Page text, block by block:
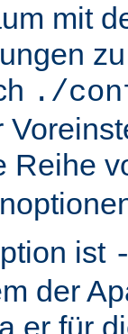
mit
./
Reihe
ist
der
er für